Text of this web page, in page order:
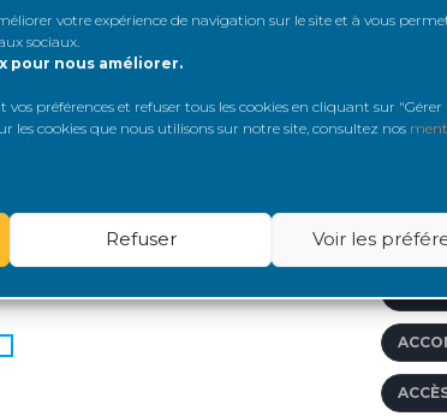
votre expérience de navigation sur le site et à vous
sociaux
pour nous améliorer.
préférences et refuser tous les cookies en cliquant sur "Gérer
les cookies que nous utilisons sur notre site, consultez nos
Refuser Voir les
porter un masque FFP2 bien
immunodéprimés
le seul. Pour les personnes
en complément
en prévention